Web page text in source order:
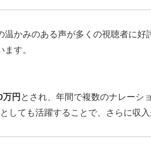
かみのある声が多くの視聴者に
す。
円 とされ、年間で複数のナレーシ
ても活躍することで、さらに収